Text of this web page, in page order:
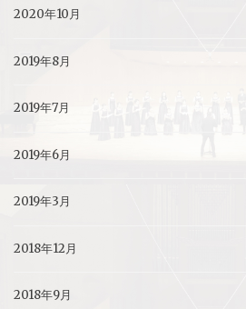
2020年10月
2019年8月
2019年7月
2019年6月
2019年3月
2018年12月
2018年9月